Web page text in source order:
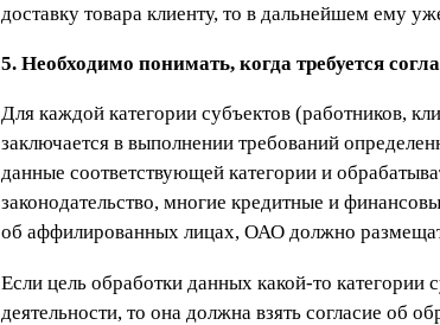
доставку товара клиенту, то в дальнейшем ему
5. Необходимо понимать, когда требуется
Для каждой категории субъектов (работников,
заключается в выполнении требований
данные соответствующей категории и
законодательство, многие кредитные и
об аффилированных лицах, ОАО должно
Если цель обработки данных какой-то категории
деятельности, то она должна взять согласие